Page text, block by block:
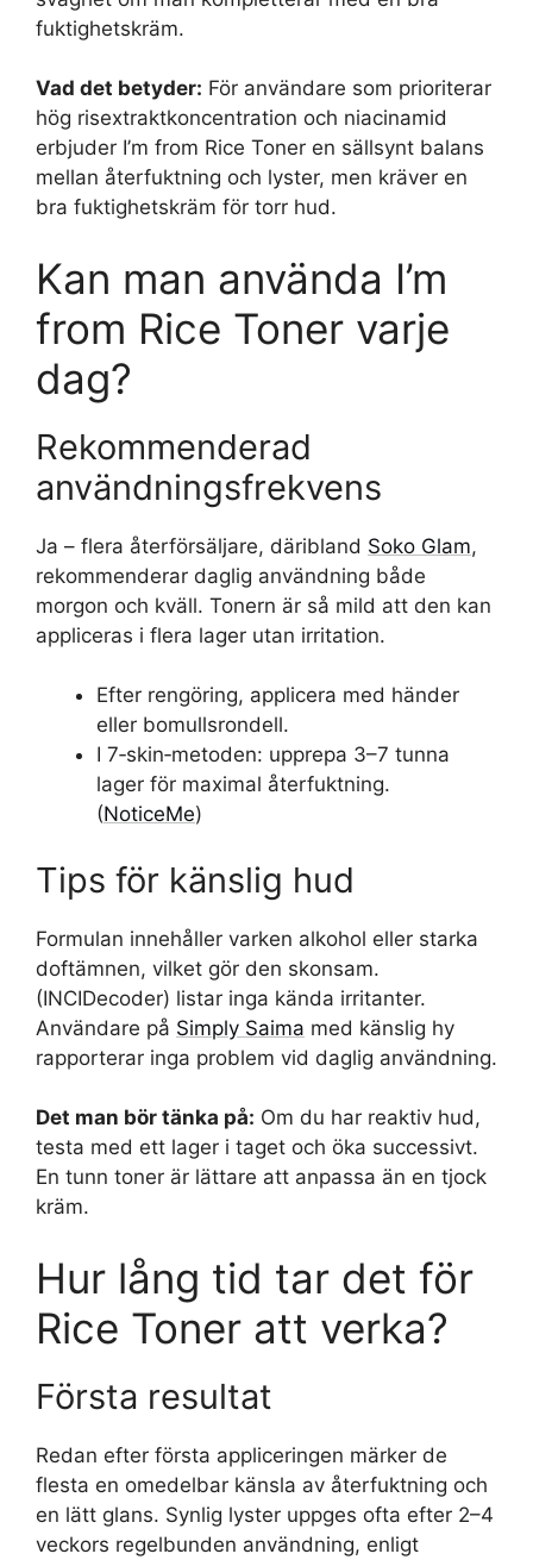
fuktighetskräm.
Vad det betyder: För användare som prioriterar
hög risextraktkoncentration och niacinamid
erbjuder I’m from Rice Toner en sällsynt balans
mellan återfuktning och lyster, men kräver en
bra fuktighetskräm för torr hud.
Kan man använda I’m
from Rice Toner varje
dag?
Rekommenderad
användningsfrekvens
Ja – flera återförsäljare, däribland Soko Glam,
rekommenderar daglig användning både
morgon och kväll. Tonern är så mild att den kan
appliceras i flera lager utan irritation.
Efter rengöring, applicera med händer
eller bomullsrondell.
I 7‑skin‑metoden: upprepa 3–7 tunna
lager för maximal återfuktning.
(NoticeMe)
Tips för känslig hud
Formulan innehåller varken alkohol eller starka
doftämnen, vilket gör den skonsam.
(INCIDecoder) listar inga kända irritanter.
Användare på Simply Saima med känslig hy
rapporterar inga problem vid daglig användning.
Det man bör tänka på: Om du har reaktiv hud,
testa med ett lager i taget och öka successivt.
En tunn toner är lättare att anpassa än en tjock
kräm.
Hur lång tid tar det för
Rice Toner att verka?
Första resultat
Redan efter första appliceringen märker de
flesta en omedelbar känsla av återfuktning och
en lätt glans. Synlig lyster uppges ofta efter 2–4
veckors regelbunden användning, enligt